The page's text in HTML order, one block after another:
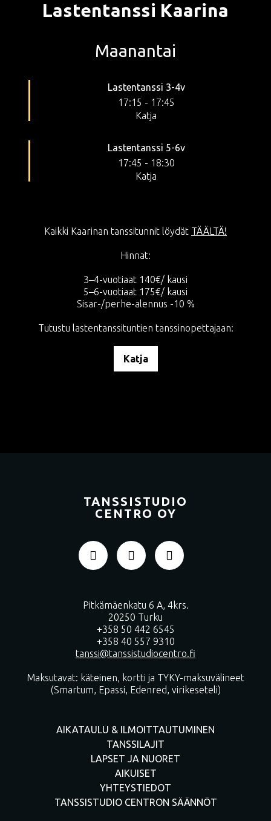
Lastentanssi Kaarina
Maanantai
Lastentanssi 3-4v
17:15 - 17:45
Katja
Lastentanssi 5-6v
17:45 - 18:30
Katja
Kaikki Kaarinan tanssitunnit löydät TÄÄLTÄ!
Hinnat:
3–4-vuotiaat 140€/ kausi
5–6-vuotiaat 175€/ kausi
Sisar-/perhe-alennus -10 %
Tutustu lastentanssituntien tanssinopettajaan:
Katja
TANSSISTUDIO
CENTRO OY
Pitkämäenkatu 6 A, 4krs.
20250 Turku
+358 50 442 6545
+358 40 557 9310
tanssi@tanssistudiocentro.fi
Maksutavat: käteinen, kortti ja TYKY-maksuvälineet
(Smartum, Epassi, Edenred, virikeseteli)
AIKATAULU & ILMOITTAUTUMINEN
TANSSILAJIT
LAPSET JA NUORET
AIKUISET
YHTEYSTIEDOT
TANSSISTUDIO CENTRON SÄÄNNÖT